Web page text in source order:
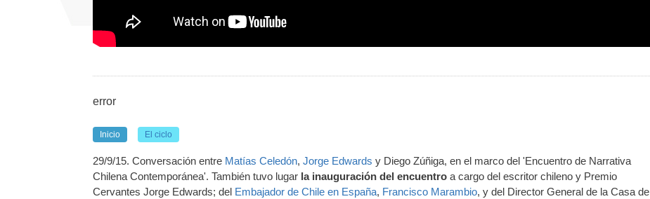
error
Inicio El ciclo
29/9/15. Conversación entre Matías Celedón, Jorge Edwards y Diego Zúñiga, en el marco del 'Encuentro de Narrativa
Chilena Contemporánea'. También tuvo lugar la inauguración del encuentro a cargo del escritor chileno y Premio
Cervantes Jorge Edwards; del Embajador de Chile en España, Francisco Marambio, y del Director General de la Casa de